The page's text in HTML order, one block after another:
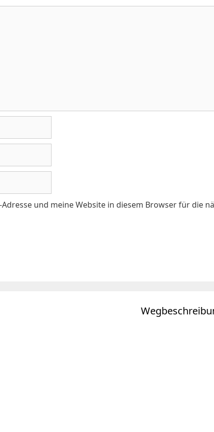
und meine Website in diesem Browser für die